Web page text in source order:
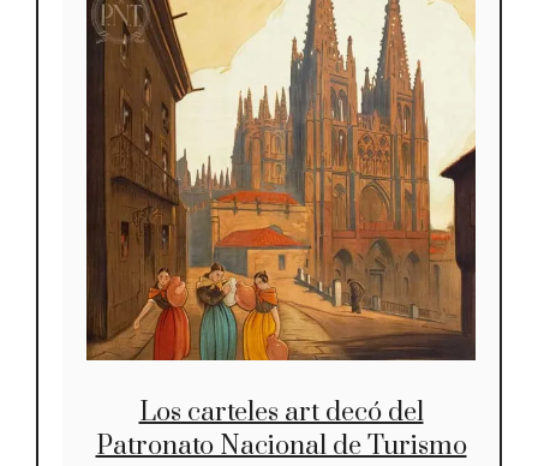
Los carteles art decó del
Patronato Nacional de Turismo